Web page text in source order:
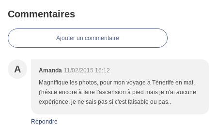
Commentaires
Ajouter un commentaire
A Amanda 11/02/2015 16:12
Magnifique les photos, pour mon voyage à Ténerife en mai,
j'hésite encore à faire l'ascension à pied mais je n'ai aucune
expérience, je ne sais pas si c'est faisable ou pas..
Répondre